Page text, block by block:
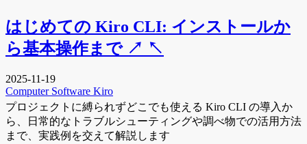
はじめての Kiro CLI: インストールか
ら基本操作まで ↗ ↖
2025-11-19
Computer Software Kiro
プロジェクトに縛られずどこでも使える Kiro CLI の導入か
ら、日常的なトラブルシューティングや調べ物での活用方法
まで、実践例を交えて解説します